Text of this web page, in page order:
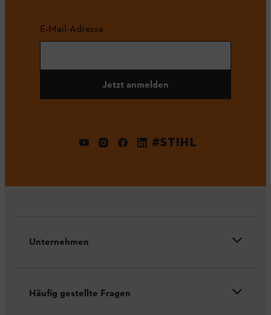
E-Mail-Adresse
Jetzt anmelden
#STIHL
Unternehmen
Häufig gestellte Fragen